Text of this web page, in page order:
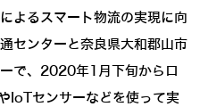
よるスマート物流の実現に向
センターと奈良県大和郡山市
で、2020年1月下旬からロ
IoTセンサーなどを使って実